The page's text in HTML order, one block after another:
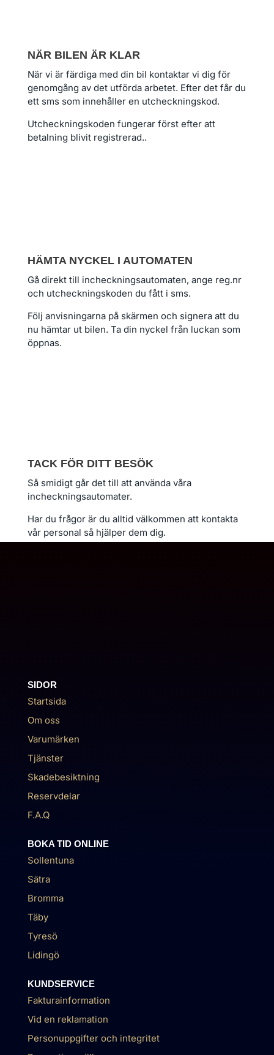
NÄR BILEN ÄR KLAR
När vi är färdiga med din bil kontaktar vi dig för
genomgång av det utförda arbetet. Efter det får du
ett sms som innehåller en utcheckningskod.
Utcheckningskoden fungerar först efter att
betalning blivit registrerad..
HÄMTA NYCKEL I AUTOMATEN
Gå direkt till incheckningsautomaten, ange reg.nr
och utcheckningskoden du fått i sms.
Följ anvisningarna på skärmen och signera att du
nu hämtar ut bilen. Ta din nyckel från luckan som
öppnas.
TACK FÖR DITT BESÖK
Så smidigt går det till att använda våra
incheckningsautomater.
Har du frågor är du alltid välkommen att kontakta
vår personal så hjälper dem dig.
SIDOR
Startsida
Om oss
Varumärken
Tjänster
Skadebesiktning
Reservdelar
F.A.Q
BOKA TID ONLINE
Sollentuna
Sätra
Bromma
Täby
Tyresö
Lidingö
KUNDSERVICE
Fakturainformation
Vid en reklamation
Personuppgifter och integritet